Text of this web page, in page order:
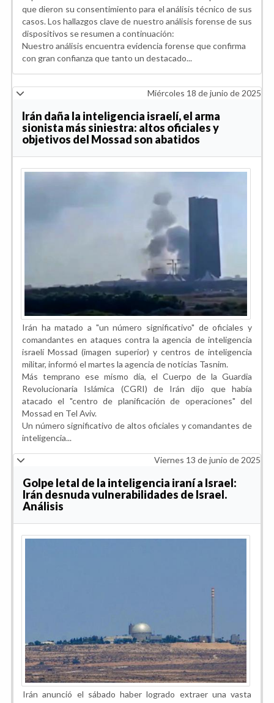
que dieron su consentimiento para el análisis técnico de sus
casos. Los hallazgos clave de nuestro análisis forense de sus
dispositivos se resumen a continuación:
Nuestro análisis encuentra evidencia forense que confirma
con gran confianza que tanto un destacado...
Miércoles 18 de junio de 2025
Irán daña la inteligencia israelí, el arma
sionista más siniestra: altos oficiales y
objetivos del Mossad son abatidos
Irán ha matado a "un número significativo" de oficiales y
comandantes en ataques contra la agencia de inteligencia
israelí Mossad (imagen superior) y centros de inteligencia
militar, informó el martes la agencia de noticias Tasnim.
Más temprano ese mismo día, el Cuerpo de la Guardia
Revolucionaria Islámica (CGRI) de Irán dijo que había
atacado el "centro de planificación de operaciones" del
Mossad en Tel Aviv.
Un número significativo de altos oficiales y comandantes de
inteligencia...
Viernes 13 de junio de 2025
Golpe letal de la inteligencia iraní a Israel:
Irán desnuda vulnerabilidades de Israel.
Análisis
Irán anunció el sábado haber logrado extraer una vasta